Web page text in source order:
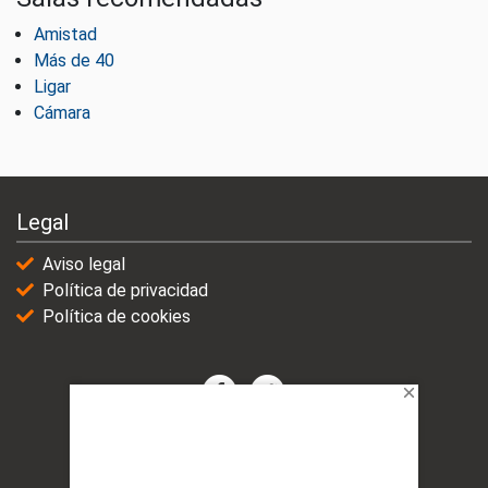
Amistad
Más de 40
Ligar
Cámara
Legal
Aviso legal
Política de privacidad
Política de cookies